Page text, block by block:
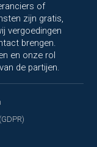
of
zijn gratis,
vergoedingen
brengen.
en onze rol
de partijen.